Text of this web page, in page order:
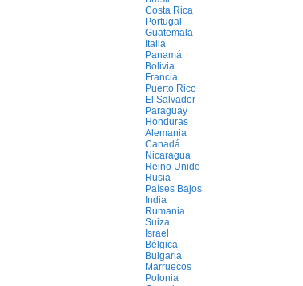
Costa Rica
Portugal
Guatemala
Italia
Panamá
Bolivia
Francia
Puerto Rico
El Salvador
Paraguay
Honduras
Alemania
Canadá
Nicaragua
Reino Unido
Rusia
Países Bajos
India
Rumania
Suiza
Israel
Bélgica
Bulgaria
Marruecos
Polonia